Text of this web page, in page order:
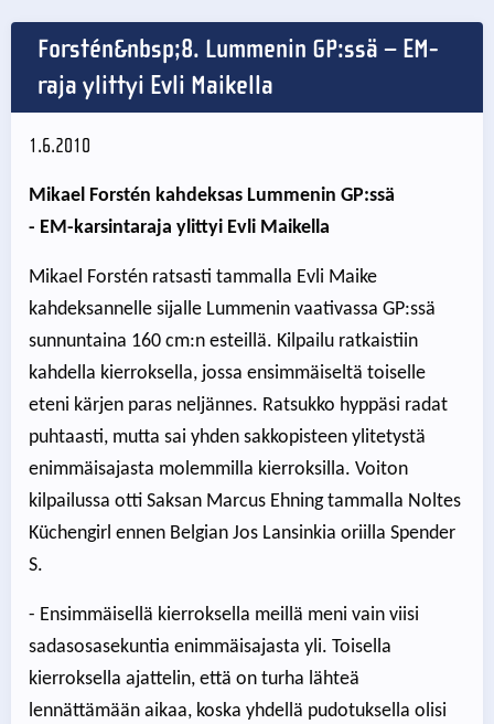
Forstén&nbsp;8. Lummenin GP:ssä – EM-
raja ylittyi Evli Maikella
1.6.2010
Mikael Forstén kahdeksas Lummenin GP:ssä
- EM-karsintaraja ylittyi Evli Maikella
Mikael Forstén ratsasti tammalla Evli Maike
kahdeksannelle sijalle Lummenin vaativassa GP:ssä
sunnuntaina 160 cm:n esteillä. Kilpailu ratkaistiin
kahdella kierroksella, jossa ensimmäiseltä toiselle
eteni kärjen paras neljännes. Ratsukko hyppäsi radat
puhtaasti, mutta sai yhden sakkopisteen ylitetystä
enimmäisajasta molemmilla kierroksilla. Voiton
kilpailussa otti Saksan Marcus Ehning tammalla Noltes
Küchengirl ennen Belgian Jos Lansinkia oriilla Spender
S.
- Ensimmäisellä kierroksella meillä meni vain viisi
sadasosasekuntia enimmäisajasta yli. Toisella
kierroksella ajattelin, että on turha lähteä
lennättämään aikaa, koska yhdellä pudotuksella olisi